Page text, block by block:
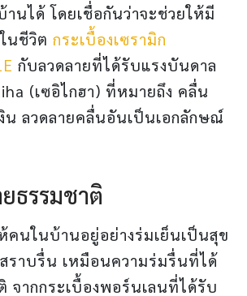
นได้ โดยเชื่อกันว่าจะช่วยให้มี
นชีวิต กระเบื้องเซรามิก
กับลวดลายที่ได้รับแรงบันดาล
(เซอิไกฮา) ที่หมายถึง คลื่น
น ลวดลายคลื่นอันเป็นเอกลักษณ์
ธรรมชาติ
นบ้านอยู่อย่างร่มเย็นเป็นสุข
ราบรื่น เหมือนความร่มรื่นที่ได้
จากกระเบื้องพอร์นเลนที่ได้รับ